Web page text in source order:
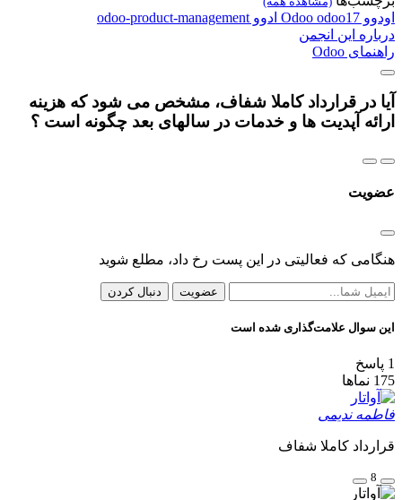
اودوو Odoo odoo17 ادوو odoo-product-management
درباره این انجمن
راهنمای Odoo
آیا در قرارداد کاملا شفاف، مشخص می شود که هزینه
ارائه آپدیت ها و خدمات در سالهای بعد چگونه است ؟
عضویت
هنگامی که فعالیتی در این پست رخ داد، مطلع شوید
عضویت دنبال کردن
این سوال علامت‌گذاری شده است
1 پاسخ
175 نماها
فاطمه ندیمی
قرارداد کاملا شفاف
8